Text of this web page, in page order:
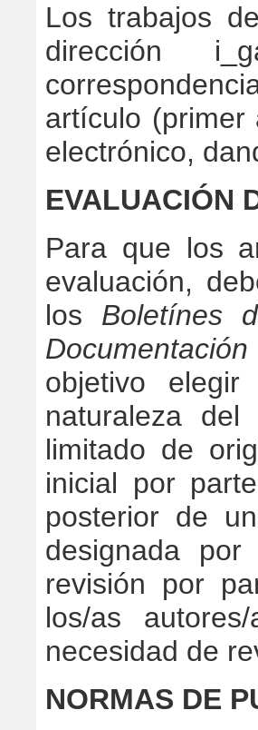
Los trabajos
dirección
artículo (primer
electrónico,
EVALUACIÓN
Para que los
evaluación,
los Boletínes
objetivo
naturaleza
limitado de
inicial por
posterior de
designada
revisión por
los/as
necesidad de
NORMAS DE